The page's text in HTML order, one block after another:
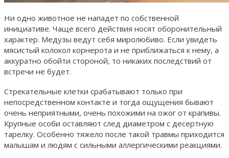
Ни одно животное не нападет по собственной
инициативе. Чаще всего действия носят оборонительный
характер. Медузы ведут себя миролюбиво. Если увидеть
мясистый колокол корнерота и не приближаться к нему, а
аккуратно обойти стороной, то никаких последствий от
встречи не будет.
Стрекательные клетки срабатывают только при
непосредственном контакте и тогда ощущения бывают
очень неприятными, очень похожими на ожог от крапивы.
Крупные особи оставляют след диаметром с десертную
тарелку. Особенно тяжело после такой травмы приходится
малышам и людям с сильными аллергическими реакциями.